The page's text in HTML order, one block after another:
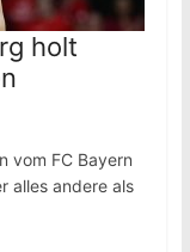
holt
vom FC Bayern
alles andere als